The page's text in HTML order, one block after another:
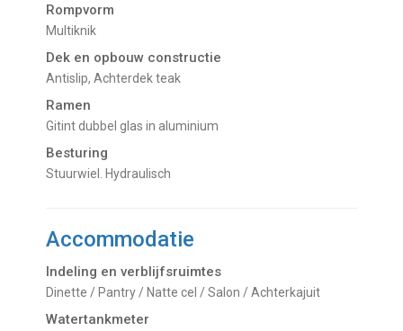
Rompvorm
Multiknik
Dek en opbouw constructie
Antislip, Achterdek teak
Ramen
Gitint dubbel glas in aluminium
Besturing
Stuurwiel. Hydraulisch
Accommodatie
Indeling en verblijfsruimtes
Dinette / Pantry / Natte cel / Salon / Achterkajuit
Watertankmeter